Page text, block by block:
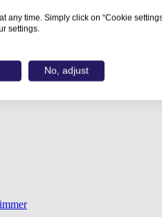
any time. Simply click on “Cookie
settings.
No, adjust